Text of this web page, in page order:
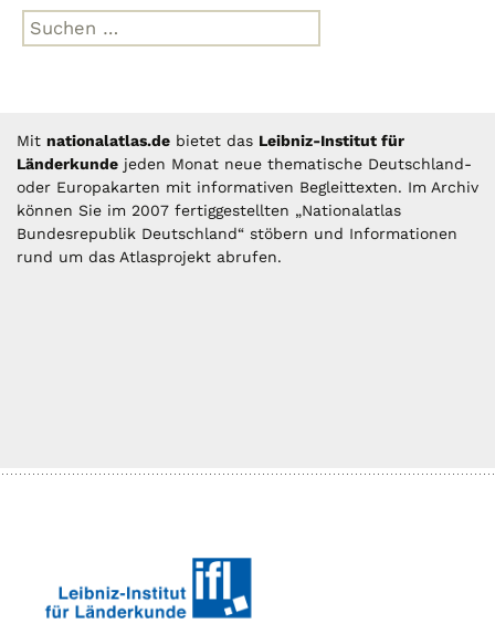
Suche
nach:
Mit nationalatlas.de bietet das Leibniz-Institut für
Länderkunde jeden Monat neue thematische Deutschland-
oder Europakarten mit informativen Begleittexten. Im Archiv
können Sie im 2007 fertiggestellten „Nationalatlas
Bundesrepublik Deutschland“ stöbern und Informationen
rund um das Atlasprojekt abrufen.